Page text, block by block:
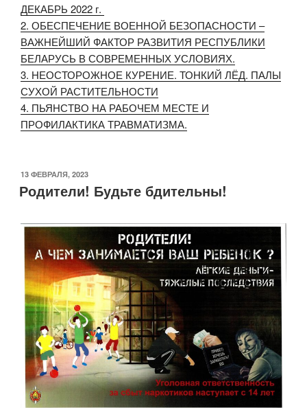
ДЕКАБРЬ 2022 г.
2. ОБЕСПЕЧЕНИЕ ВОЕННОЙ БЕЗОПАСНОСТИ –
ВАЖНЕЙШИЙ ФАКТОР РАЗВИТИЯ РЕСПУБЛИКИ
БЕЛАРУСЬ В СОВРЕМЕННЫХ УСЛОВИЯХ.
3. НЕОСТОРОЖНОЕ КУРЕНИЕ. ТОНКИЙ ЛЁД. ПАЛЫ
СУХОЙ РАСТИТЕЛЬНОСТИ
4. ПЬЯНСТВО НА РАБОЧЕМ МЕСТЕ И
ПРОФИЛАКТИКА ТРАВМАТИЗМА.
ОПУБЛИКОВАНО
13 ФЕВРАЛЯ, 2023
Родители! Будьте бдительны!